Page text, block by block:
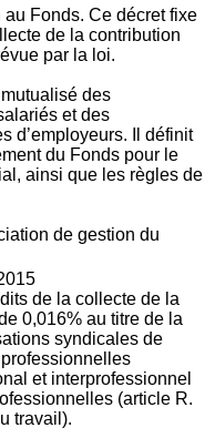
Fonds. Ce décret fixe
de la contribution
par la loi.
des
et des
d’employeurs. Il définit
du Fonds pour le
ainsi que les règles de
de gestion du
de la collecte de la
0,016% au titre de la
syndicales de
et interprofessionnel
(article R.
travail).